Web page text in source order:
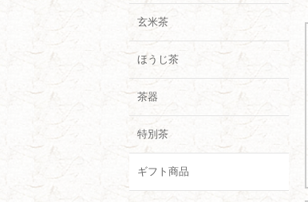
玄米茶
ほうじ茶
茶器
特別茶
ギフト商品